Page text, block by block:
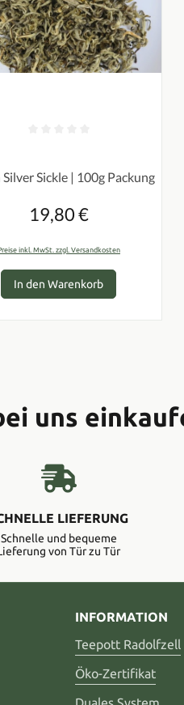
Silver Sickle | 100g Packung
Regulärer Preis:
19,80 €
inkl. MwSt. zzgl. Versandkosten
In den Warenkorb
uns
LIEFERUNG
Schnelle und bequeme
von Tür zu Tür
INFORMATION
Teepott Radolfzell
Öko-Zertifikat